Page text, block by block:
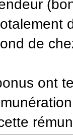
de
ont